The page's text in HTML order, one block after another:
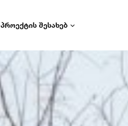
პროექტის შესახებ